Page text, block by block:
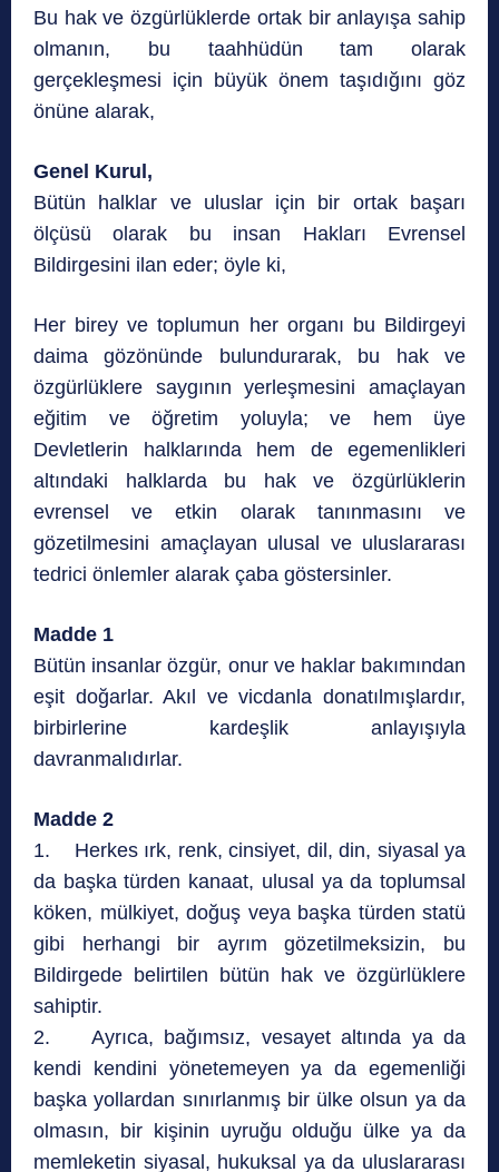
Bu hak ve özgürlüklerde ortak bir anlayışa sahip
olmanın, bu taahhüdün tam olarak
gerçekleşmesi için büyük önem taşıdığını göz
önüne alarak,
Genel Kurul,
Bütün halklar ve uluslar için bir ortak başarı
ölçüsü olarak bu insan Hakları Evrensel
Bildirgesini ilan eder; öyle ki,
Her birey ve toplumun her organı bu Bildirgeyi
daima gözönünde bulundurarak, bu hak ve
özgürlüklere saygının yerleşmesini amaçlayan
eğitim ve öğretim yoluyla; ve hem üye
Devletlerin halklarında hem de egemenlikleri
altındaki halklarda bu hak ve özgürlüklerin
evrensel ve etkin olarak tanınmasını ve
gözetilmesini amaçlayan ulusal ve uluslararası
tedrici önlemler alarak çaba göstersinler.
Madde 1
Bütün insanlar özgür, onur ve haklar bakımından
eşit doğarlar. Akıl ve vicdanla donatılmışlardır,
birbirlerine kardeşlik anlayışıyla
davranmalıdırlar.
Madde 2
1. Herkes ırk, renk, cinsiyet, dil, din, siyasal ya
da başka türden kanaat, ulusal ya da toplumsal
köken, mülkiyet, doğuş veya başka türden statü
gibi herhangi bir ayrım gözetilmeksizin, bu
Bildirgede belirtilen bütün hak ve özgürlüklere
sahiptir.
2. Ayrıca, bağımsız, vesayet altında ya da
kendi kendini yönetemeyen ya da egemenliği
başka yollardan sınırlanmış bir ülke olsun ya da
olmasın, bir kişinin uyruğu olduğu ülke ya da
memleketin siyasal, hukuksal ya da uluslararası